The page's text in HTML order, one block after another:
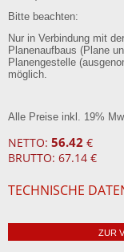
Bitte beachten:
Nur in Verbindung mit
Planenaufbaus (Plane
Planengestelle
möglich.
Alle Preise inkl. 19%
NETTO: 56.42 €
BRUTTO: 67.14 €
TECHNISCHE
ZUR